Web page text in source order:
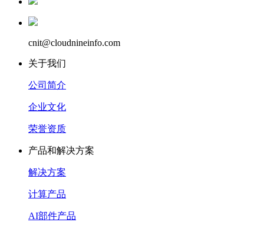
cnit@cloudnineinfo.com
关于我们
公司简介
企业文化
荣誉资质
产品和解决方案
解决方案
计算产品
AI部件产品